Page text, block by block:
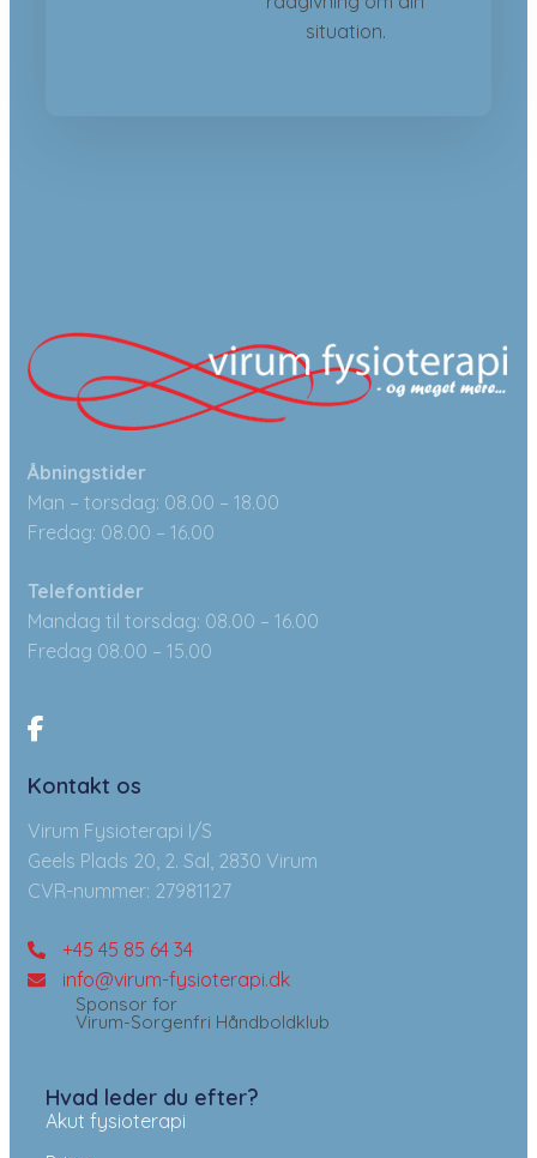
situation.
Åbningstider
Man – torsdag: 08.00 – 18.00
Fredag: 08.00 – 16.00
Telefontider
Mandag til torsdag: 08.00 – 16.00
Fredag 08.00 – 15.00
Kontakt os
Virum Fysioterapi I/S
Geels Plads 20, 2. Sal, 2830 Virum
CVR-nummer: 27981127
+45 45 85 64 34
info@virum-fysioterapi.dk
Sponsor for
Virum-Sorgenfri Håndboldklub
Hvad leder du efter?
Akut fysioterapi